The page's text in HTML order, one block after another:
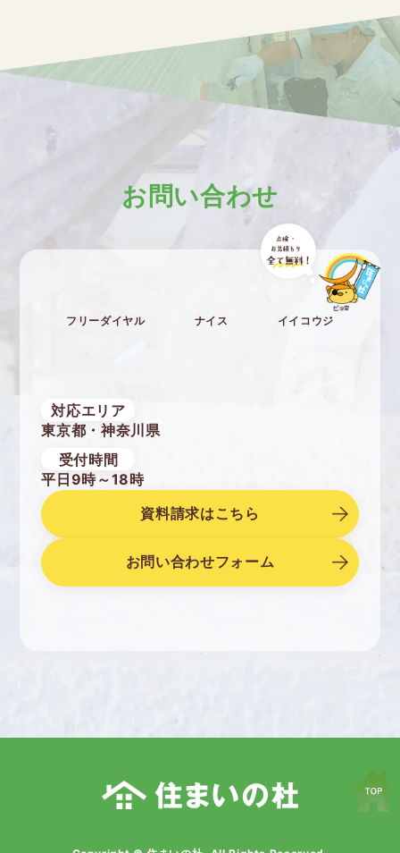
お問い合わせ
フリーダイヤル ナイス イイコウジ
対応エリア
東京都・神奈川県
受付時間
平日9時～18時
資料請求はこちら
お問い合わせフォーム